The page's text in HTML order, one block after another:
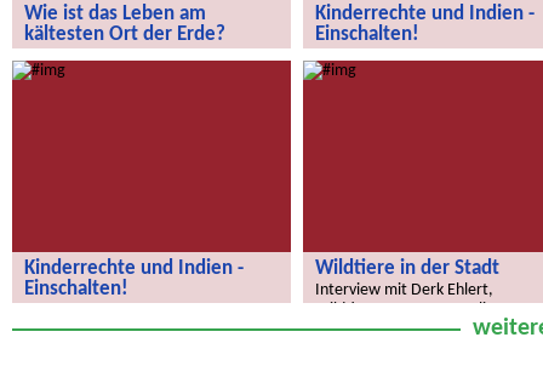
Wie ist das Leben am
kältesten Ort der Erde?
Wie ist das Leben am kältesten Ort
der Erde?
Kinderrechte und Indien -
Einschalten!
Hier kommt eine neue
Kinderrechte und Indien -
Einschalten!
Wildtiere in der Stadt
Interview mit Derk Ehlert,